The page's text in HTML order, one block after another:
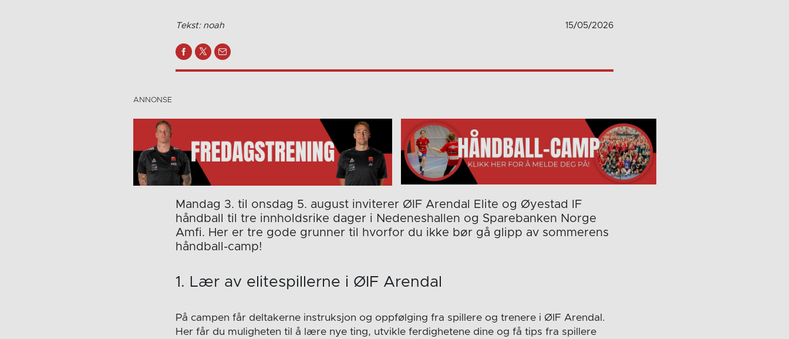
Tekst: noah 15/05/2026
Mandag 3. til onsdag 5. august inviterer ØIF Arendal Elite og Øyestad IF
håndball til tre innholdsrike dager i Nedeneshallen og Sparebanken Norge
Amfi. Her er tre gode grunner til hvorfor du ikke bør gå glipp av sommerens
håndball-camp!
1. Lær av elitespillerne i ØIF Arendal
På campen får deltakerne instruksjon og oppfølging fra spillere og trenere i ØIF Arendal.
Her får du muligheten til å lære nye ting, utvikle ferdighetene dine og få tips fra spillere